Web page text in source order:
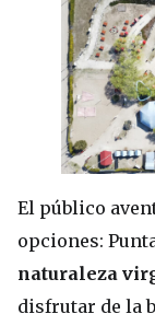
El público
opciones:
naturaleza
disfrutar de la